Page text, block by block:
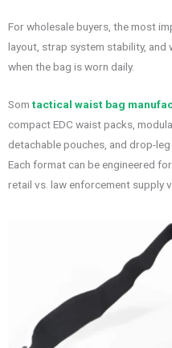
For wholesale buyers, the most
layout, strap system stability, and
when the bag is worn daily.
Som tactical waist bag
compact EDC waist packs,
detachable pouches, and drop-
Each format can be engineered
retail vs. law enforcement supply